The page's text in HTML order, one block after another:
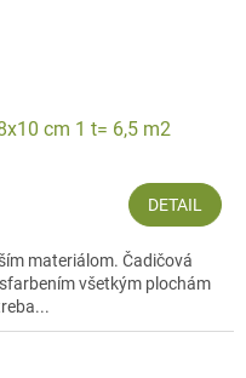
cm 1 t= 6,5 m2
DETAIL
materiálom. Čadičová
všetkým plochám